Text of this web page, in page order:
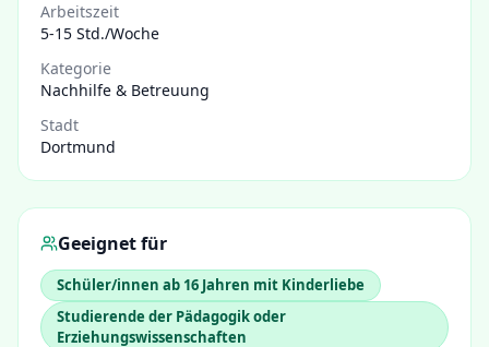
Arbeitszeit
5-15 Std./Woche
Kategorie
Nachhilfe & Betreuung
Stadt
Dortmund
Geeignet für
Schüler/innen ab 16 Jahren mit Kinderliebe
Studierende der Pädagogik oder
Erziehungswissenschaften